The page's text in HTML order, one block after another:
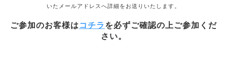
いたメールアドレスへ詳細をお送りいたします。
ご参加のお客様はコチラ を必ずご確認の上ご参加くだ
さい。